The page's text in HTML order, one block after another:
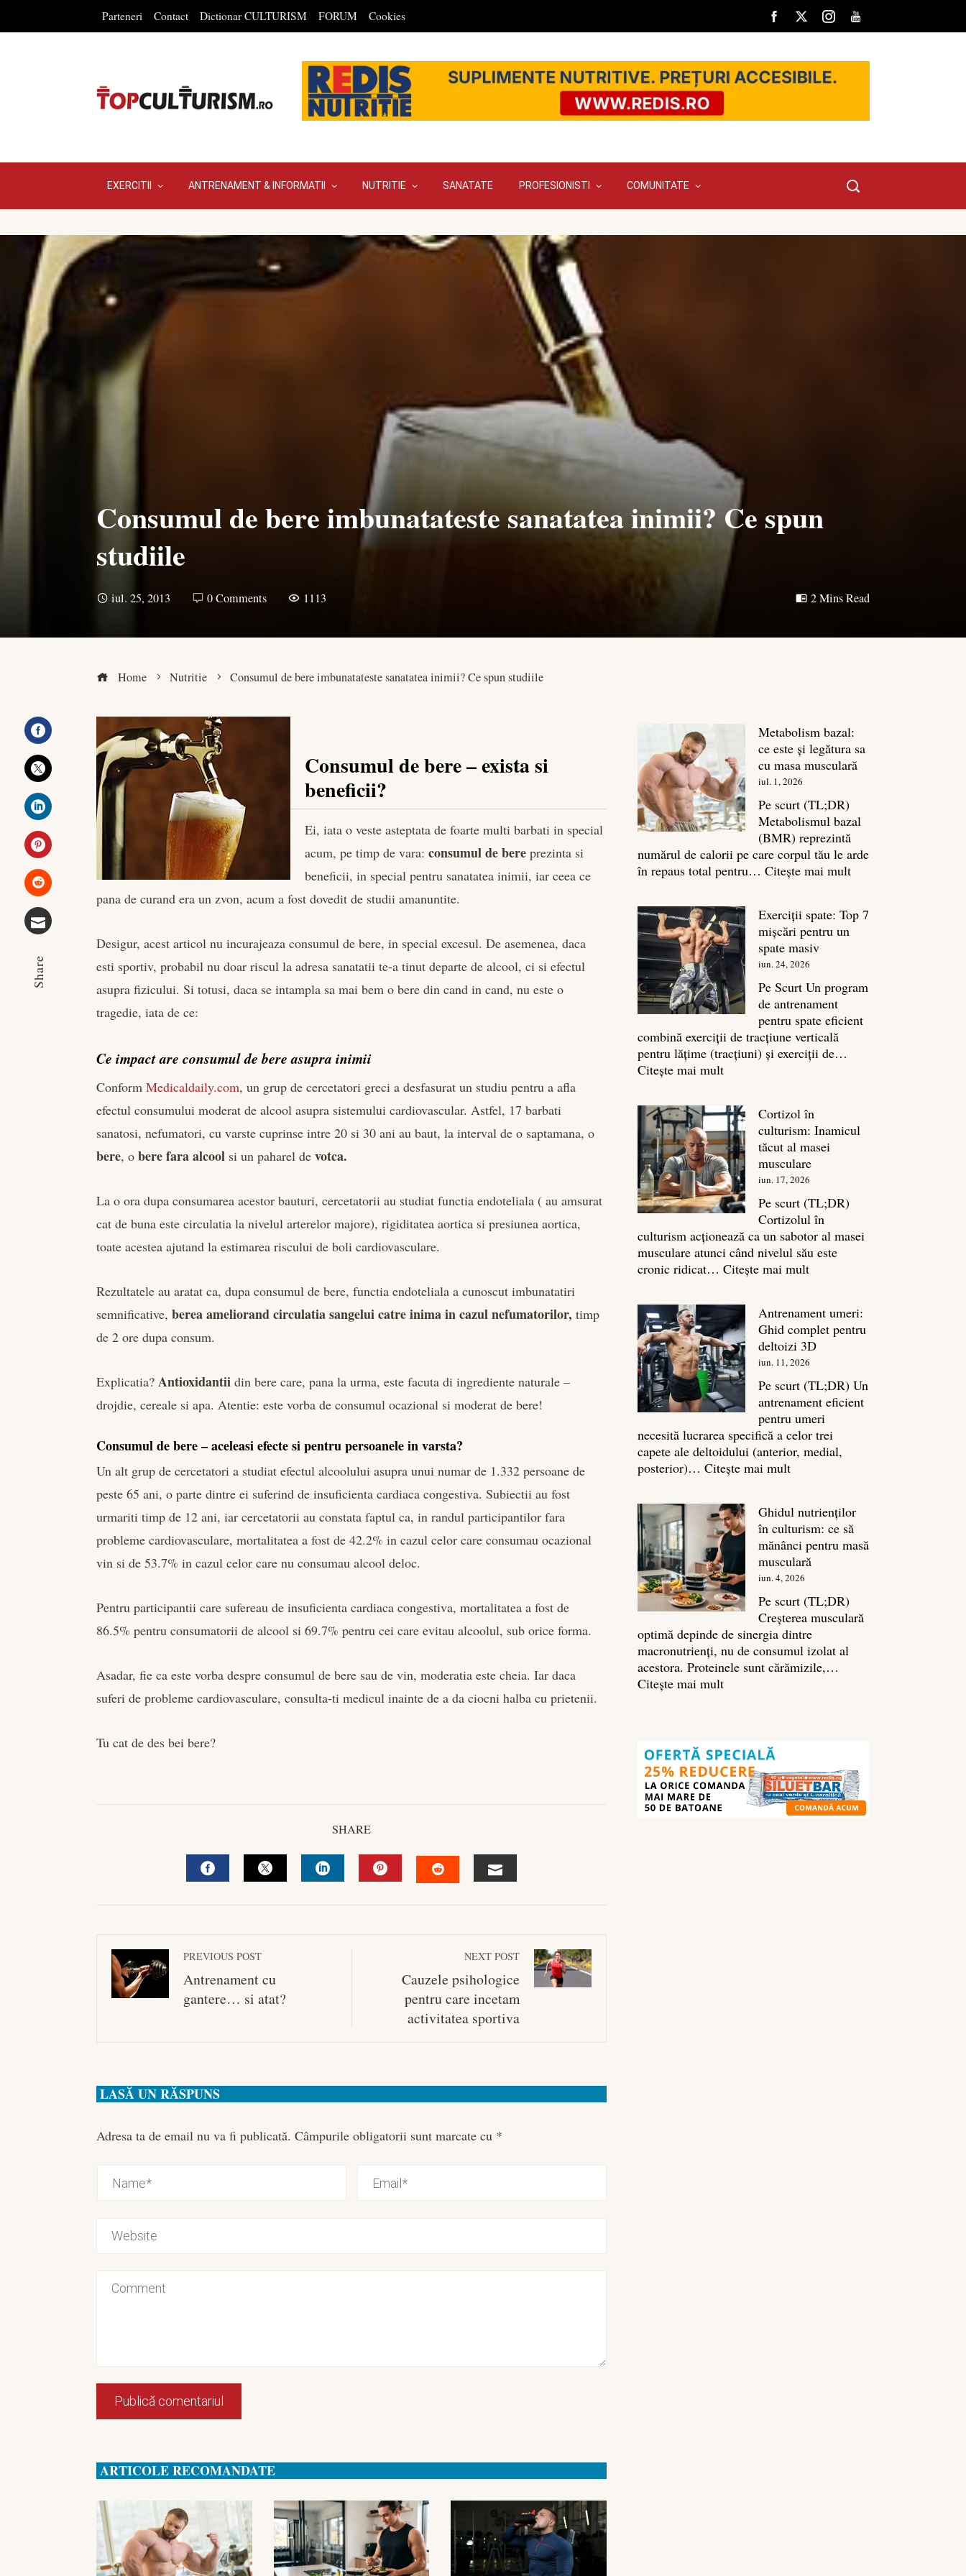
Parteneri Contact Dictionar CULTURISM FORUM Cookies
EXERCITII ANTRENAMENT & INFORMATII NUTRITIE SANATATE PROFESIONISTI COMUNITATE
Consumul de bere imbunatateste sanatatea inimii? Ce spun
studiile
iul. 25, 2013 0 Comments 1113 2 Mins Read
Home Nutritie Consumul de bere imbunatateste sanatatea inimii? Ce spun studiile
Facebook
Twitter
LinkedIn
Pinterest
Stumbleupon
Share
Consumul de bere – exista si
beneficii?
Ei, iata o veste asteptata de foarte multi barbati in special
acum, pe timp de vara:consumul de bere prezinta si
beneficii, in special pentru sanatatea inimii, iar ceea ce
pana de curand era un zvon, acum a fost dovedit de studii amanuntite.
Desigur, acest articol nu incurajeaza consumul de bere, in special excesul. De asemenea, daca
esti sportiv, probabil nu doar riscul la adresa sanatatii te-a tinut departe de alcool, ci si efectul
asupra fizicului. Si totusi, daca se intampla sa mai bem o bere din cand in cand, nu este o
tragedie, iata de ce:
Ce impact are consumul de bere asupra inimii
ConformMedicaldaily.com, un grup de cercetatori greci a desfasurat un studiu pentru a afla
efectul consumului moderat de alcool asupra sistemului cardiovascular. Astfel, 17 barbati
sanatosi, nefumatori, cu varste cuprinse intre 20 si 30 ani au baut, la interval de o saptamana, o
bere, obere fara alcool si un paharel devotca.
La o ora dupa consumarea acestor bauturi, cercetatorii au studiat functia endoteliala ( au amsurat
cat de buna este circulatia la nivelul arterelor majore), rigiditatea aortica si presiunea aortica,
toate acestea ajutand la estimarea riscului de boli cardiovasculare.
Rezultatele au aratat ca, dupa consumul de bere, functia endoteliala a cunoscut imbunatatiri
semnificative, berea ameliorand circulatia sangelui catre inima in cazul nefumatorilor, timp
de 2 ore dupa consum.
Explicatia?Antioxidantii din bere care, pana la urma, este facuta di ingrediente naturale –
drojdie, cereale si apa. Atentie: este vorba de consumul ocazional si moderat de bere!
Consumul de bere – aceleasi efecte si pentru persoanele in varsta?
Un alt grup de cercetatori a studiat efectul alcoolului asupra unui numar de 1.332 persoane de
peste 65 ani, o parte dintre ei suferind de insuficienta cardiaca congestiva. Subiectii au fost
urmariti timp de 12 ani, iar cercetatorii au constata faptul ca, in randul participantilor fara
probleme cardiovasculare, mortalitatea a fost de 42.2% in cazul celor care consumau ocazional
vin si de 53.7% in cazul celor care nu consumau alcool deloc.
Pentru participantii care sufereau de insuficienta cardiaca congestiva, mortalitatea a fost de
86.5% pentru consumatorii de alcool si 69.7% pentru cei care evitau alcoolul, sub orice forma.
Asadar, fie ca este vorba despre consumul de bere sau de vin, moderatia este cheia. Iar daca
suferi de probleme cardiovasculare, consulta-ti medicul inainte de a da ciocni halba cu prietenii.
Tu cat de des bei bere?
SHARE
PREVIOUS POST
Antrenament cu
gantere… si atat?
NEXT POST
Cauzele psihologice
pentru care incetam
activitatea sportiva
LASĂ UN RĂSPUNS
Adresa ta de email nu va fi publicată. Câmpurile obligatorii sunt marcate cu *
ARTICOLE RECOMANDATE
Metabolism bazal:
ce este și legătura sa
cu masa musculară
iul. 1, 2026
Pe scurt (TL;DR)
Metabolismul bazal
(BMR) reprezintă
numărul de calorii pe care corpul tău le arde
în repaus total pentru…Citește mai mult:
ce
sa
masa
Exerciții spate: Top 7
mișcări pentru un
spate masiv
iun. 24, 2026
Pe Scurt Un program
de antrenament
pentru spate eficient
combină exerciții de tracțiune verticală
pentru lățime (tracțiuni) și exerciții de…
Citește mai mult:
spate:
Top
7
mișcări
pentru
un
spate
masiv
Cortizol în
culturism: Inamicul
tăcut al masei
musculare
iun. 17, 2026
Pe scurt (TL;DR)
Cortizolul în
culturism acționează ca un sabotor al masei
musculare atunci când nivelul său este
cronic ridicat…Citește mai mult:
culturism:
Inamicul
tăcut
al
masei
musculare
Antrenament umeri:
Ghid complet pentru
deltoizi 3D
iun. 11, 2026
Pe scurt (TL;DR) Un
antrenament eficient
pentru umeri
necesită lucrarea specifică a celor trei
capete ale deltoidului (anterior, medial,
posterior)…Citește mai mult:
Ghid
complet
pentru
deltoizi
3D
Ghidul nutrienților
în culturism: ce să
mănânci pentru masă
musculară
iun. 4, 2026
Pe scurt (TL;DR)
Creșterea musculară
optimă depinde de sinergia dintre
macronutrienți, nu de consumul izolat al
acestora. Proteinele sunt cărămizile,…
Citește mai mult:
culturism:
ce
să
mănânci